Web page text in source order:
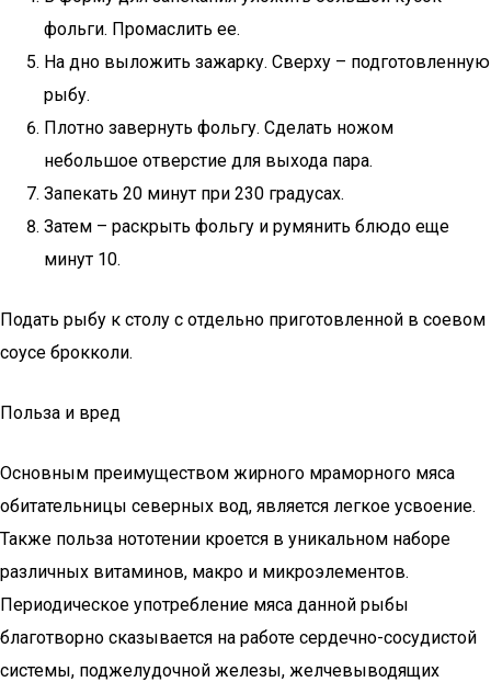
фольги. Промаслить ее.
На дно выложить зажарку. Сверху – подготовленную
рыбу.
Плотно завернуть фольгу. Сделать ножом
небольшое отверстие для выхода пара.
Запекать 20 минут при 230 градусах.
Затем – раскрыть фольгу и румянить блюдо еще
минут 10.
Подать рыбу к столу с отдельно приготовленной в соевом
соусе брокколи.
Польза и вред
Основным преимуществом жирного мраморного мяса
обитательницы северных вод, является легкое усвоение.
Также польза нототении кроется в уникальном наборе
различных витаминов, макро и микроэлементов.
Периодическое употребление мяса данной рыбы
благотворно сказывается на работе сердечно-сосудистой
системы, поджелудочной железы, желчевыводящих